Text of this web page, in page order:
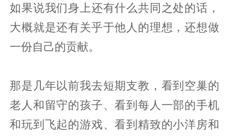
如果说我们身上还有什么共同之处的话，
大概就是还有关乎于他人的理想，还想做
一份自己的贡献。
那是几年以前我去短期支教，看到空巢的
老人和留守的孩子、看到每人一部的手机
和玩到飞起的游戏、看到精致的小洋房和